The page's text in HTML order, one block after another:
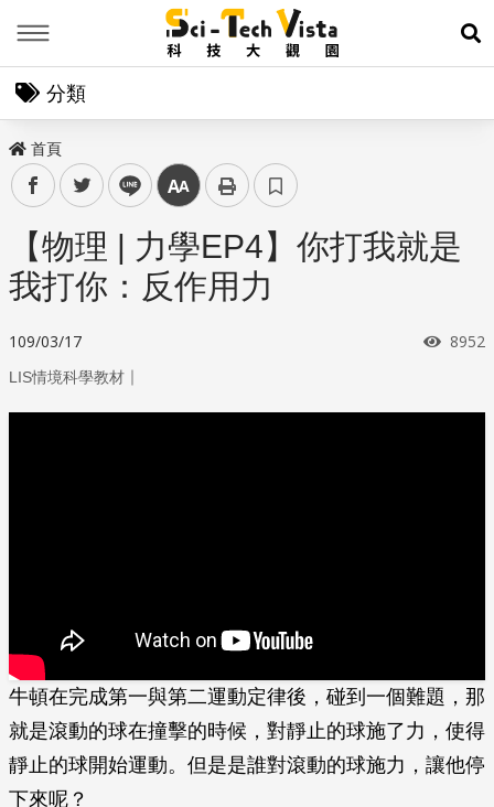
展
分類
首頁
facebooktwitter line 中
【物理 | 力學EP4】你打我就是
我打你：反作用力
109/03/17 瀏覽
8952
LIS情境科學教材 ｜
牛頓在完成第一與第二運動定律後，碰到一個難題，那
就是滾動的球在撞擊的時候，對靜止的球施了力，使得
靜止的球開始運動。但是是誰對滾動的球施力，讓他停
下來呢？